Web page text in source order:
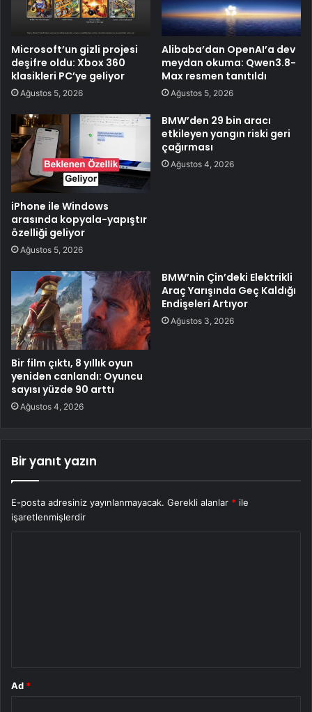
Microsoft’un gizli projesi
deşifre oldu: Xbox 360
klasikleri PC’ye geliyor
Ağustos 5, 2026
Alibaba’dan OpenAI’a dev
meydan okuma: Qwen3.8-
Max resmen tanıtıldı
Ağustos 5, 2026
iPhone ile Windows
arasında kopyala-yapıştır
özelliği geliyor
Ağustos 5, 2026
BMW’den 29 bin aracı
etkileyen yangın riski geri
çağırması
Ağustos 4, 2026
Bir film çıktı, 8 yıllık oyun
yeniden canlandı: Oyuncu
sayısı yüzde 90 arttı
Ağustos 4, 2026
BMW’nin Çin’deki Elektrikli
Araç Yarışında Geç Kaldığı
Endişeleri Artıyor
Ağustos 3, 2026
Bir yanıt yazın
E-posta adresiniz yayınlanmayacak. Gerekli alanlar * ile
işaretlenmişlerdir
Ad *